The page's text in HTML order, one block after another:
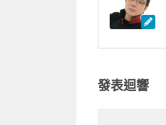
發表迴響